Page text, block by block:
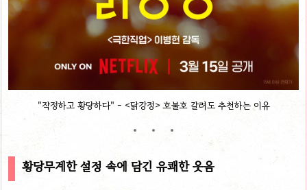
"작정하고 황당하다" - <닭강정> 호불호 갈려도 추천하는 이유
황당무계한 설정 속에 담긴 유쾌한 웃음